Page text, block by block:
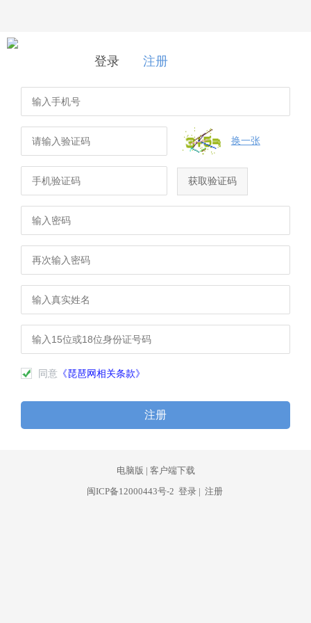
登录 注册
换一张
获取验证码
同意 《琵琶网相关条款》
注册
电脑版 | 客户端下载
闽ICP备12000443号-2 登录 | 注册